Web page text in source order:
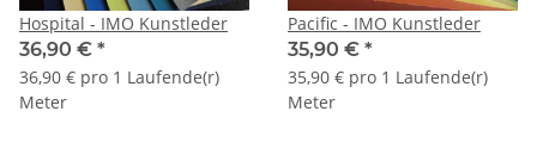
Hospital - IMO Kunstleder
36,90 € *
36,90 € pro 1 Laufende(r)
Meter
Pacific - IMO Kunstleder
35,90 € *
35,90 € pro 1 Laufende(r)
Meter